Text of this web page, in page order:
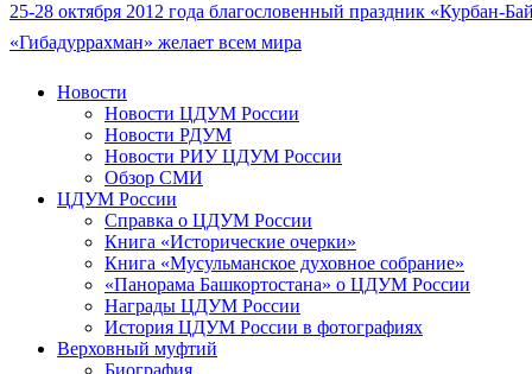
25-28 октября 2012 года благословенный праздник «Курбан-
«Гибадуррахман» желает всем мира
Новости
Новости ЦДУМ России
Новости РДУМ
Новости РИУ ЦДУМ России
Обзор СМИ
ЦДУМ России
Справка о ЦДУМ России
Книга «Исторические очерки»
Книга «Мусульманское духовное собрание»
«Панорама Башкортостана» о ЦДУМ России
Награды ЦДУМ России
История ЦДУМ России в фотографиях
Верховный муфтий
Биография